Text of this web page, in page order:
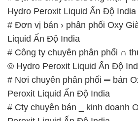
© Hydro Peroxit Liquid Ấn Độ
# Nơi chuyên phân phối ═ bán
Peroxit Liquid Ấn Độ India
# Cty chuyên bán _ kinh doanh
Peroxit Liquid Ấn Độ India
# Địa chỉ chuyên cung cấp ¬
Hydro Peroxit Liquid Ấn Độ India
# Đơn vị kinh doanh ∞ cung cấp
Peroxit Liquid Ấn Độ India